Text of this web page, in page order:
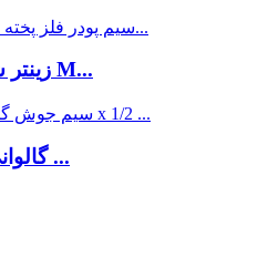
زینتر شده با دمای بالا M...
1/2 x 1/2 گالوانی داغ ...